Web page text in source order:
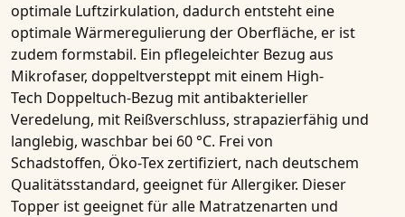
optimale Luftzirkulation, dadurch entsteht eine
optimale Wärmeregulierung der Oberfläche, er ist
zudem formstabil. Ein pflegeleichter Bezug aus
Mikrofaser, doppeltversteppt mit einem High-
Tech Doppeltuch-Bezug mit antibakterieller
Veredelung, mit Reißverschluss, strapazierfähig und
langlebig, waschbar bei 60 °C. Frei von
Schadstoffen, Öko-Tex zertifiziert, nach deutschem
Qualitätsstandard, geeignet für Allergiker. Dieser
Topper ist geeignet für alle Matratzenarten und